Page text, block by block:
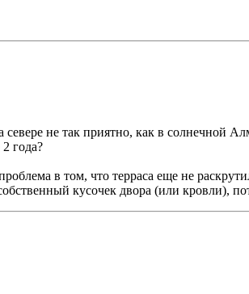
севере не так приятно, как в солнечной
года?
в том, что терраса еще не
кусочек двора (или кровли),